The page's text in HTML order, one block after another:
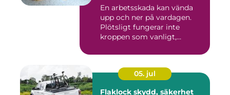
En arbetsskada kan vända
upp och ner på vardagen.
Plötsligt fungerar inte
kroppen som vanligt,
05. jul
Flaklock skydd, säkerhet